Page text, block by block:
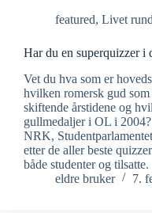
featured, Livet
Har du en superquizzer i
Vet du hva som er
hvilken romersk gud
skiftende årstidene og
gullmedaljer i OL i
NRK,
etter de aller beste
både studenter og tilsatte.
eldre bruker
7.